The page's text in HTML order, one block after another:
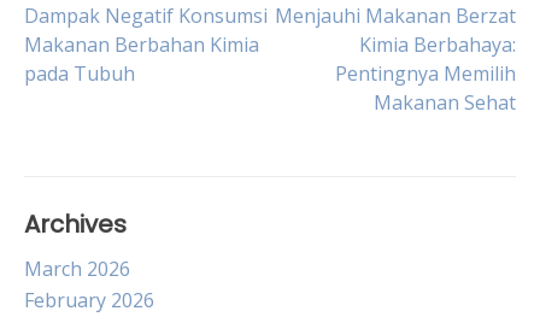
Post
navigation
Dampak Negatif Konsumsi
Makanan Berbahan Kimia
pada Tubuh
Menjauhi Makanan Berzat
Kimia Berbahaya:
Pentingnya Memilih
Makanan Sehat
Archives
March 2026
February 2026